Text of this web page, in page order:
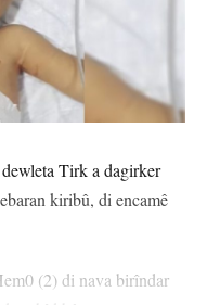
Tirk a dagirker
kiribû, di encamê
(2) di nava birîndar